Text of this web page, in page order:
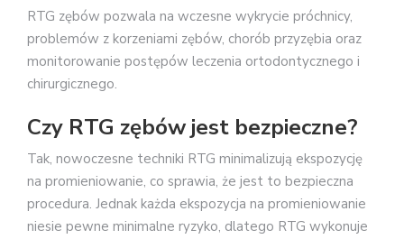
RTG zębów pozwala na wczesne wykrycie próchnicy,
problemów z korzeniami zębów, chorób przyzębia oraz
monitorowanie postępów leczenia ortodontycznego i
chirurgicznego.
Czy RTG zębów jest bezpieczne?
Tak, nowoczesne techniki RTG minimalizują ekspozycję
na promieniowanie, co sprawia, że jest to bezpieczna
procedura. Jednak każda ekspozycja na promieniowanie
niesie pewne minimalne ryzyko, dlatego RTG wykonuje